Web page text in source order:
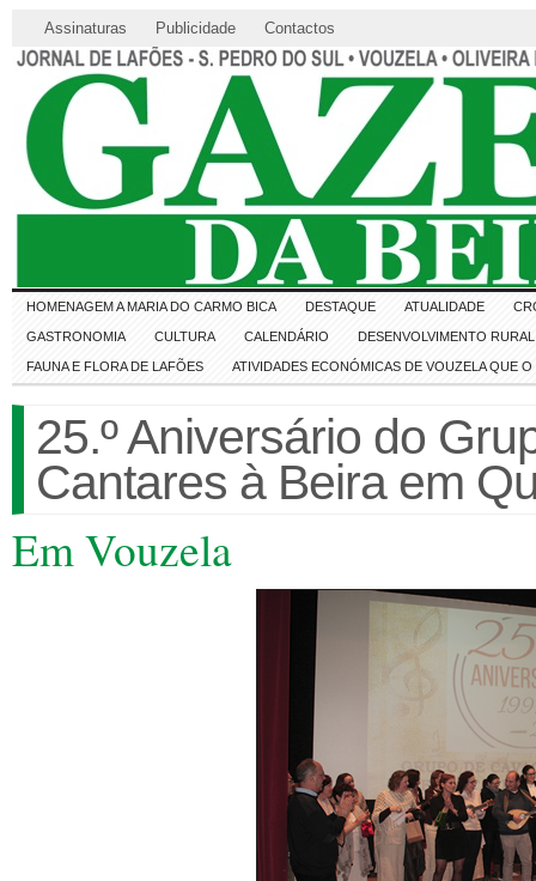
Assinaturas Publicidade Contactos
HOMENAGEM A MARIA DO CARMO BICA DESTAQUE ATUALIDADE
GASTRONOMIA CULTURA CALENDÁRIO DESENVOLVIMENTO RURAL
FAUNA E FLORA DE LAFÕES ATIVIDADES ECONÓMICAS DE VOUZELA QUE
25.º Aniversário do
Cantares à Beira em
Em Vouzela